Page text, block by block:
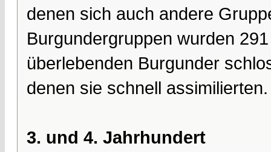
denen sich auch andere
Burgundergruppen wurden
überlebenden Burgunder
denen sie schnell assimilierten.
3. und 4. Jahrhundert